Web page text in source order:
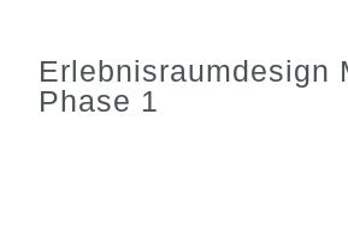
Erlebnisraumdesign
Phase 1